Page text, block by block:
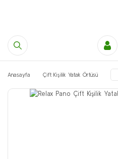
Anasayfa Çift Kişilik Yatak Örtüsü